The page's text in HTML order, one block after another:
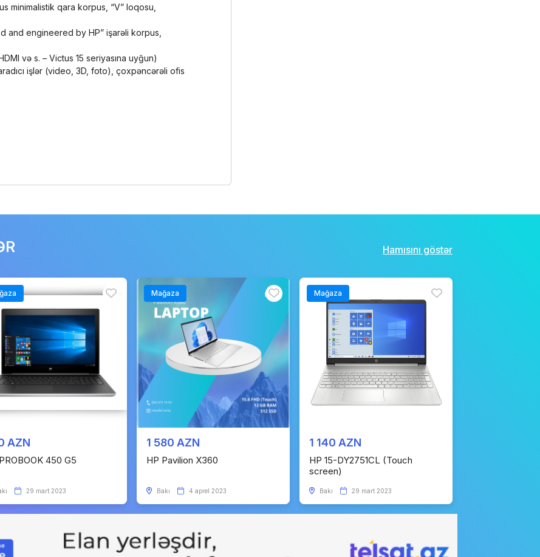
minimalistik qara korpus, “V” loqosu,
and engineered by HP” işarəli korpus,
və s. – Victus 15 seriyasına uyğun)
işlər (video, 3D, foto), çoxpəncərəli ofis
Hamısını göstər
AZN
450 G5
29 mart 2023
Mağaza
1 580 AZN
HP Pavilion X360
Bakı 4 aprel 2023
Mağaza
1 140 AZN
HP 15-DY2751CL (Touch
screen)
Bakı 29 mart 2023